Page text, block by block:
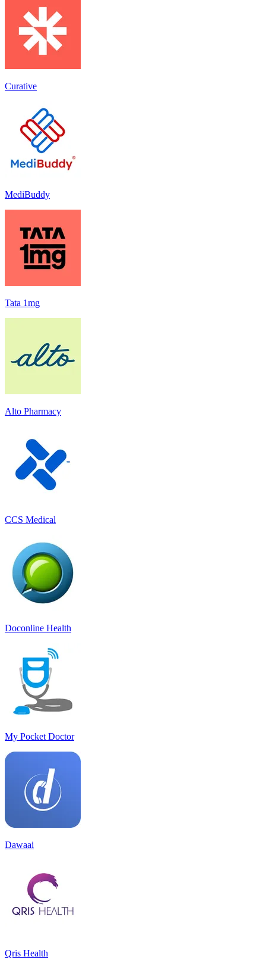
Curative
MediBuddy
Tata 1mg
Alto Pharmacy
CCS Medical
Doconline Health
My Pocket Doctor
Dawaai
Qris Health